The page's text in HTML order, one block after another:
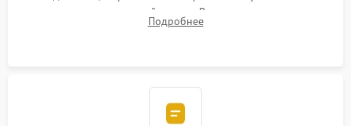
нанесение влагозащитной смазки. Вакуумирование корпуса
и заполнение его осушенным азотом или аргоном для
Подробнее